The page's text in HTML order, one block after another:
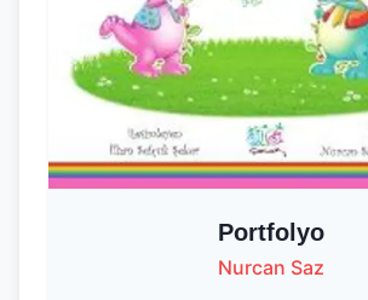
Portfolyo
Nurcan Saz